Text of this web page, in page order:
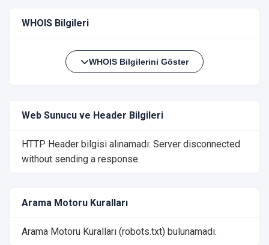
WHOIS Bilgileri
WHOIS Bilgilerini Göster
Web Sunucu ve Header Bilgileri
HTTP Header bilgisi alınamadı: Server disconnected
without sending a response.
Arama Motoru Kuralları
Arama Motoru Kuralları (robots.txt) bulunamadı.